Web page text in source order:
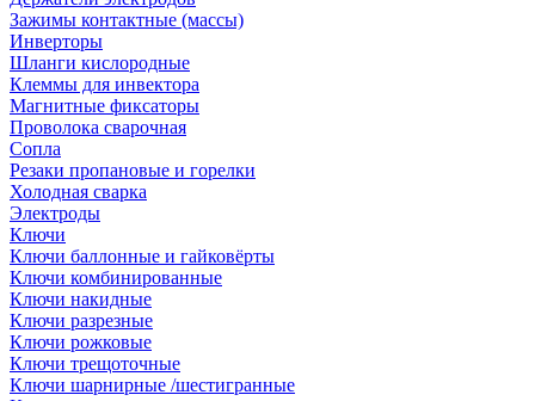
Зажимы контактные (массы)
Инверторы
Шланги кислородные
Клеммы для инвектора
Магнитные фиксаторы
Проволока сварочная
Сопла
Резаки пропановые и горелки
Холодная сварка
Электроды
Ключи
Ключи баллонные и гайковёрты
Ключи комбинированные
Ключи накидные
Ключи разрезные
Ключи рожковые
Ключи трещоточные
Ключи шарнирные /шестигранные